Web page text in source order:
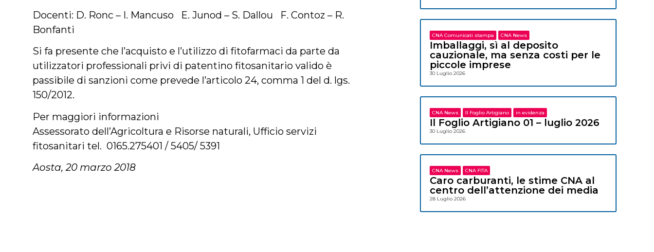
Docenti: D. Ronc – I. Mancuso E. Junod – S. Dallou F. Contoz – R.
Bonfanti
Si fa presente che l’acquisto e l’utilizzo di fitofarmaci da parte da
utilizzatori professionali privi di patentino fitosanitario valido è
passibile di sanzioni come prevede l’articolo 24, comma 1 del d. lgs.
150/2012.
Per maggiori informazioni
Assessorato dell’Agricoltura e Risorse naturali, Ufficio servizi
fitosanitari tel. 0165.275401 / 5405/ 5391
Aosta, 20 marzo 2018
CNA Comunicati stampa CNA News
Imballaggi, sì al deposito
cauzionale, ma senza costi per le
piccole imprese
30 Luglio 2026
CNA News Il Foglio Artigiano in evidenza
Il Foglio Artigiano 01 – luglio 2026
30 Luglio 2026
CNA News CNA FITA
Caro carburanti, le stime CNA al
centro dell’attenzione dei media
28 Luglio 2026